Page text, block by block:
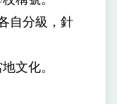
自分級，針
文化。